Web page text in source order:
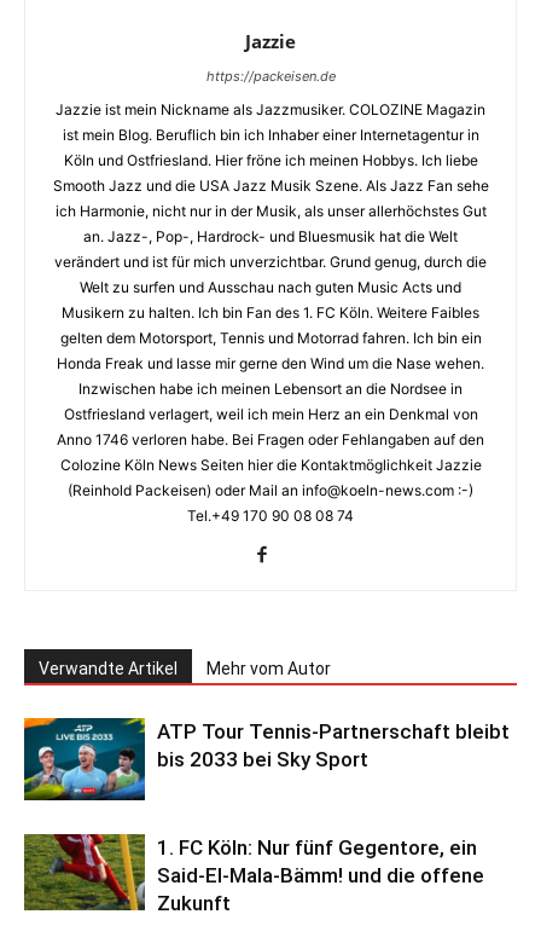
Jazzie
https://packeisen.de
Jazzie ist mein Nickname als Jazzmusiker. COLOZINE Magazin
ist mein Blog. Beruflich bin ich Inhaber einer Internetagentur in
Köln und Ostfriesland. Hier fröne ich meinen Hobbys. Ich liebe
Smooth Jazz und die USA Jazz Musik Szene. Als Jazz Fan sehe
ich Harmonie, nicht nur in der Musik, als unser allerhöchstes Gut
an. Jazz-, Pop-, Hardrock- und Bluesmusik hat die Welt
verändert und ist für mich unverzichtbar. Grund genug, durch die
Welt zu surfen und Ausschau nach guten Music Acts und
Musikern zu halten. Ich bin Fan des 1. FC Köln. Weitere Faibles
gelten dem Motorsport, Tennis und Motorrad fahren. Ich bin ein
Honda Freak und lasse mir gerne den Wind um die Nase wehen.
Inzwischen habe ich meinen Lebensort an die Nordsee in
Ostfriesland verlagert, weil ich mein Herz an ein Denkmal von
Anno 1746 verloren habe. Bei Fragen oder Fehlangaben auf den
Colozine Köln News Seiten hier die Kontaktmöglichkeit Jazzie
(Reinhold Packeisen) oder Mail an info@koeln-news.com :-)
Tel.+49 170 90 08 08 74
Verwandte Artikel Mehr vom Autor
ATP Tour Tennis-Partnerschaft bleibt
bis 2033 bei Sky Sport
1. FC Köln: Nur fünf Gegentore, ein
Said-El-Mala-Bämm! und die offene
Zukunft